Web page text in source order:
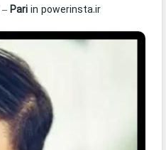
–Pariin powerinsta.ir